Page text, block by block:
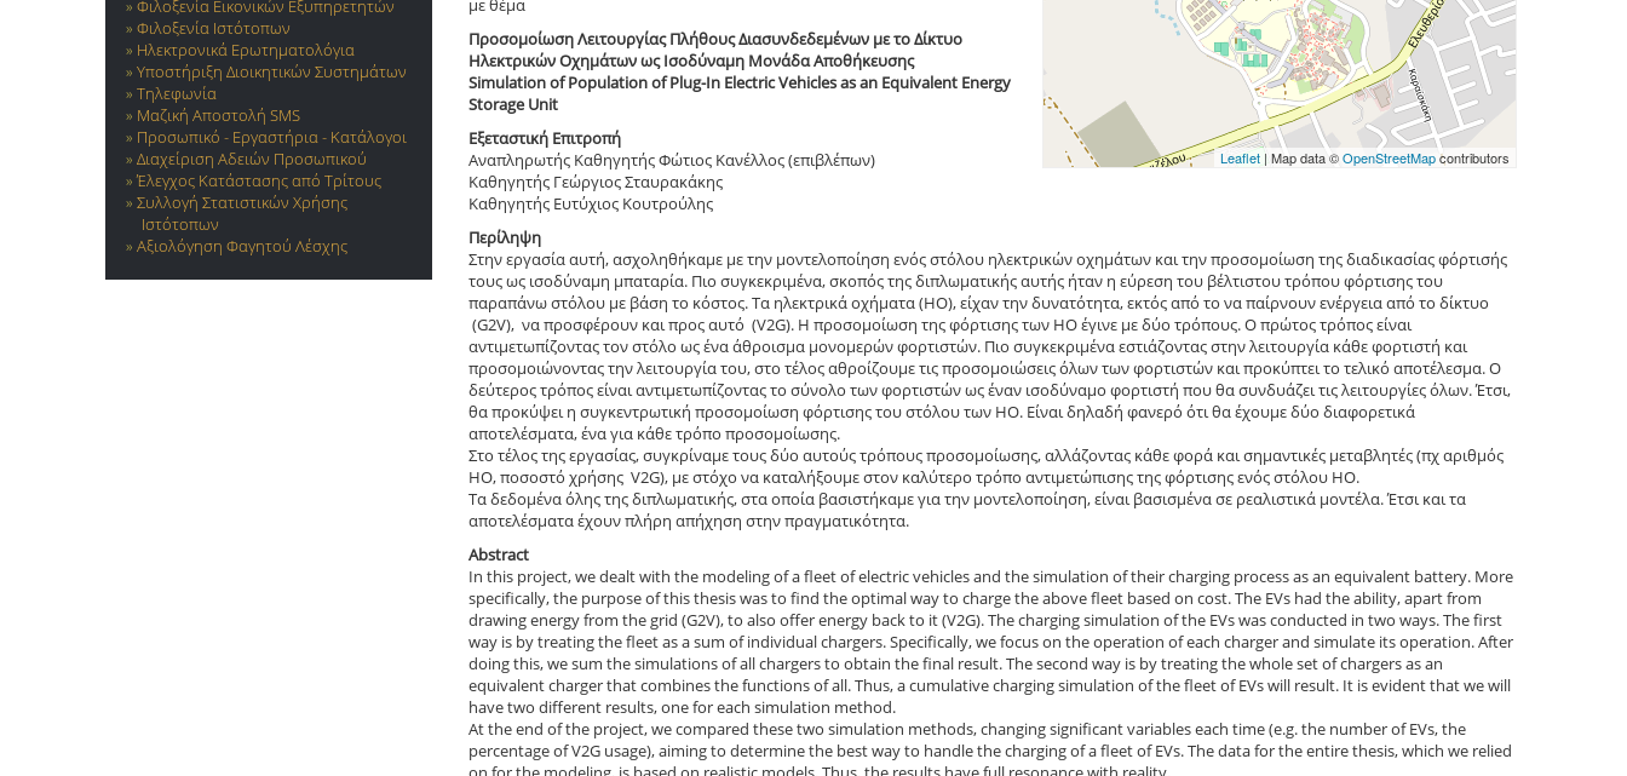
Φιλοξενία Εικονικών Εξυπηρετητών
Φιλοξενία Ιστότοπων
Ηλεκτρονικά Ερωτηματολόγια
Υποστήριξη Διοικητικών Συστημάτων
Τηλεφωνία
Μαζική Αποστολή SMS
Προσωπικό - Εργαστήρια - Κατάλογοι
Διαχείριση Αδειών Προσωπικού
Έλεγχος Κατάστασης από Τρίτους
Συλλογή Στατιστικών Χρήσης
Ιστότοπων
Αξιολόγηση Φαγητού Λέσχης
Leaflet| Map data ©OpenStreetMapcontributors
με θέμα
Προσομοίωση Λειτουργίας Πλήθους Διασυνδεδεμένων με το Δίκτυο
Ηλεκτρικών Οχημάτων ως Ισοδύναμη Μονάδα Αποθήκευσης
Simulation of Population of Plug-In Electric Vehicles as an Equivalent Energy
Storage Unit
Εξεταστική Επιτροπή
Αναπληρωτής Καθηγητής Φώτιος Κανέλλος (επιβλέπων)
Καθηγητής Γεώργιος Σταυρακάκης
Καθηγητής Ευτύχιος Κουτρούλης
Περίληψη
Στην εργασία αυτή, ασχοληθήκαμε με την μοντελοποίηση ενός στόλου ηλεκτρικών οχημάτων και την προσομοίωση της διαδικασίας φόρτισής
τους ως ισοδύναμη μπαταρία. Πιο συγκεκριμένα, σκοπός της διπλωματικής αυτής ήταν η εύρεση του βέλτιστου τρόπου φόρτισης του
παραπάνω στόλου με βάση το κόστος. Τα ηλεκτρικά οχήματα (ΗΟ), είχαν την δυνατότητα, εκτός από το να παίρνουν ενέργεια από το δίκτυο
(G2V), να προσφέρουν και προς αυτό (V2G). Η προσομοίωση της φόρτισης των ΗΟ έγινε με δύο τρόπους. Ο πρώτος τρόπος είναι
αντιμετωπίζοντας τον στόλο ως ένα άθροισμα μονομερών φορτιστών. Πιο συγκεκριμένα εστιάζοντας στην λειτουργία κάθε φορτιστή και
προσομοιώνοντας την λειτουργία του, στο τέλος αθροίζουμε τις προσομοιώσεις όλων των φορτιστών και προκύπτει το τελικό αποτέλεσμα. Ο
δεύτερος τρόπος είναι αντιμετωπίζοντας το σύνολο των φορτιστών ως έναν ισοδύναμο φορτιστή που θα συνδυάζει τις λειτουργίες όλων. Έτσι,
θα προκύψει η συγκεντρωτική προσομοίωση φόρτισης του στόλου των ΗΟ. Είναι δηλαδή φανερό ότι θα έχουμε δύο διαφορετικά
αποτελέσματα, ένα για κάθε τρόπο προσομοίωσης.
Στο τέλος της εργασίας, συγκρίναμε τους δύο αυτούς τρόπους προσομοίωσης, αλλάζοντας κάθε φορά και σημαντικές μεταβλητές (πχ αριθμός
ΗΟ, ποσοστό χρήσης V2G), με στόχο να καταλήξουμε στον καλύτερο τρόπο αντιμετώπισης της φόρτισης ενός στόλου ΗΟ.
Τα δεδομένα όλης της διπλωματικής, στα οποία βασιστήκαμε για την μοντελοποίηση, είναι βασισμένα σε ρεαλιστικά μοντέλα. Έτσι και τα
αποτελέσματα έχουν πλήρη απήχηση στην πραγματικότητα.
Abstract
In this project, we dealt with the modeling of a fleet of electric vehicles and the simulation of their charging process as an equivalent battery. More
specifically, the purpose of this thesis was to find the optimal way to charge the above fleet based on cost. The EVs had the ability, apart from
drawing energy from the grid (G2V), to also offer energy back to it (V2G). The charging simulation of the EVs was conducted in two ways. The first
way is by treating the fleet as a sum of individual chargers. Specifically, we focus on the operation of each charger and simulate its operation. After
doing this, we sum the simulations of all chargers to obtain the final result. The second way is by treating the whole set of chargers as an
equivalent charger that combines the functions of all. Thus, a cumulative charging simulation of the fleet of EVs will result. It is evident that we will
have two different results, one for each simulation method.
At the end of the project, we compared these two simulation methods, changing significant variables each time (e.g. the number of EVs, the
percentage of V2G usage), aiming to determine the best way to handle the charging of a fleet of EVs. The data for the entire thesis, which we relied